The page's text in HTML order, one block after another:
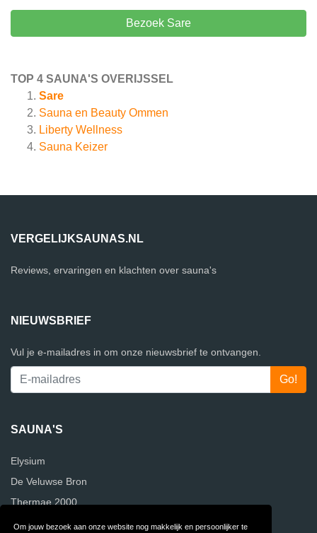
Om jouw bezoek aan onze website nog makkelijk en persoonlijker te
Bezoek Sare
TOP 4 SAUNA'S OVERIJSSEL
Sare
Sauna en Beauty Ommen
Liberty Wellness
Sauna Keizer
VERGELIJKSAUNAS.NL
Reviews, ervaringen en klachten over sauna's
NIEUWSBRIEF
Vul je e-mailadres in om onze nieuwsbrief te ontvangen.
SAUNA'S
Elysium
De Veluwse Bron
Thermae 2000